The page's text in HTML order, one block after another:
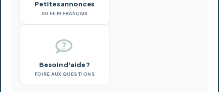
Petites annonces
DU FILM FRANÇAIS
Besoin d'aide ?
FOIRE AUX QUESTIONS